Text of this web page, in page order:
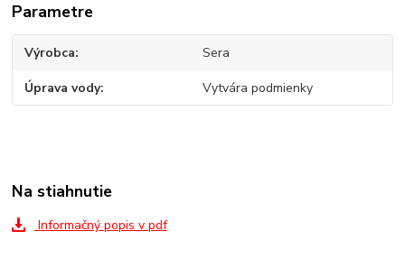
Parametre
Výrobca Sera
Úprava vody Vytvára podmienky
Na stiahnutie
Informačný popis v pdf